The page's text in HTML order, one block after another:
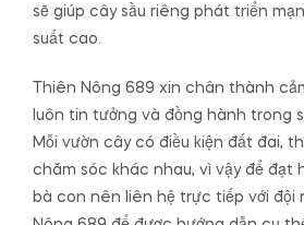
sẽ giúp cây sầu riêng phát triển
suất cao.
Thiên Nông 689 xin chân thành
luôn tin tưởng và đồng hành trong
Mỗi vườn cây có điều kiện đất đai,
chăm sóc khác nhau, vì vậy để đạt
bà con nên liên hệ trực tiếp với đội